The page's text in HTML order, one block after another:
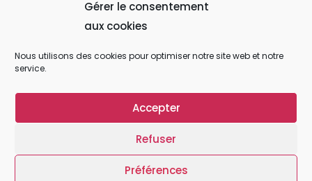
Gérer le consentement
aux cookies
Nous utilisons des cookies pour optimiser notre site web et notre
service.
Accepter
Refuser
Préférences